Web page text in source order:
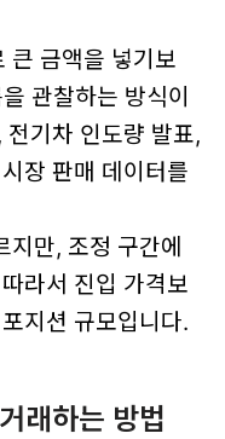
큰 금액을 넣기보
관찰하는 방식이
기차 인도량 발표,
장 판매 데이터를
만, 조정 구간에
라서 진입 가격보
지션 규모입니다.
래하는 방법